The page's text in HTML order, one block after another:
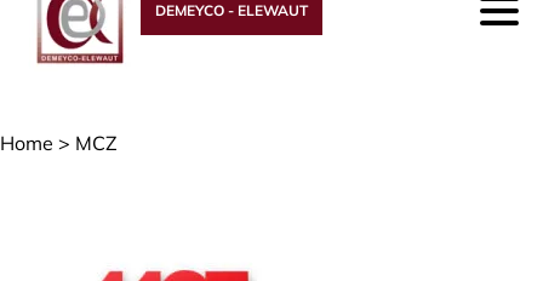
DEMEYCO - ELEWAUT
Home > MCZ